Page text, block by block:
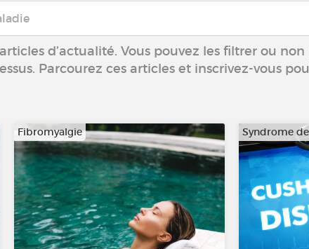
d’actualité. Vous pouvez les filtrer ou
Parcourez ces articles et inscrivez-vous
Fibromyalgie Syndrome